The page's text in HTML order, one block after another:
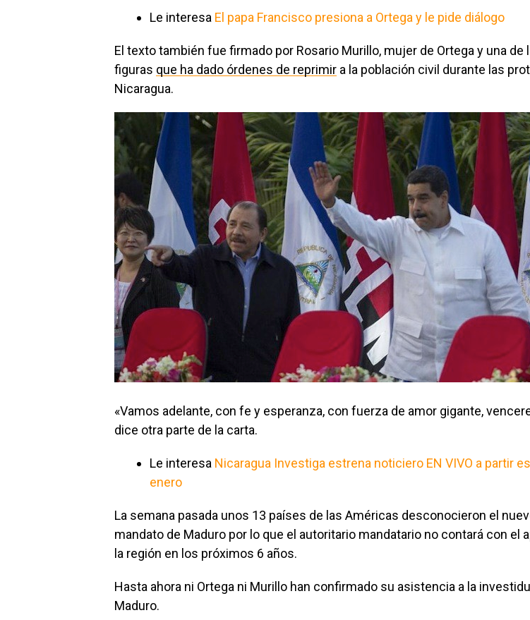
Le interesa El papa Francisco presiona a Ortega y le pide diálogo
El texto también fue firmado por Rosario Murillo, mujer de Ortega y una de
figuras que ha dado órdenes de reprimir a la población civil durante las
Nicaragua.
«Vamos adelante, con fe y esperanza, con fuerza de amor gigante,
dice otra parte de la carta.
Le interesa Nicaragua Investiga estrena noticiero EN VIVO a partir
enero
La semana pasada unos 13 países de las Américas desconocieron el
mandato de Maduro por lo que el autoritario mandatario no contará con el
la región en los próximos 6 años.
Hasta ahora ni Ortega ni Murillo han confirmado su asistencia a la
Maduro.